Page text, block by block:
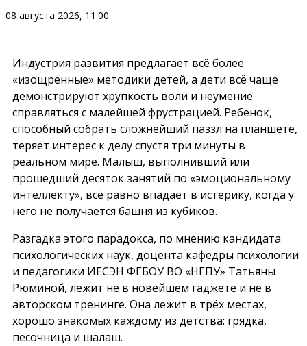
08 августа 2026, 11:00
Индустрия развития предлагает всё более
«изощрённые» методики детей, а дети всё чаще
демонстрируют хрупкость воли и неумение
справляться с малейшей фрустрацией. Ребёнок,
способный собрать сложнейший паззл на планшете,
теряет интерес к делу спустя три минуты в
реальном мире. Малыш, выполнивший или
прошедший десяток занятий по «эмоциональному
интеллекту», всё равно впадает в истерику, когда у
него не получается башня из кубиков.
Разгадка этого парадокса, по мнению кандидата
психологических наук, доцента кафедры психологии
и педагогики ИЕСЭН ФГБОУ ВО «НГПУ» Татьяны
Рюминой, лежит не в новейшем гаджете и не в
авторском тренинге. Она лежит в трёх местах,
хорошо знакомых каждому из детства: грядка,
песочница и шалаш.